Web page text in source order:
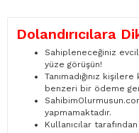
Dolandırıcılara
Sahipleneceğiniz
yüze görüşün!
Tanımadığınız
benzeri bir ödeme
yapmamaktadır.
Kullanıcılar